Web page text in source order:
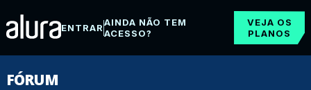
ENTRARAINDA NÃO TEM
ACESSO?
VEJA OS
PLANOS
FÓRUM